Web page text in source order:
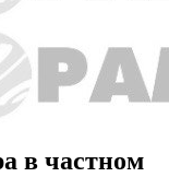
в частном